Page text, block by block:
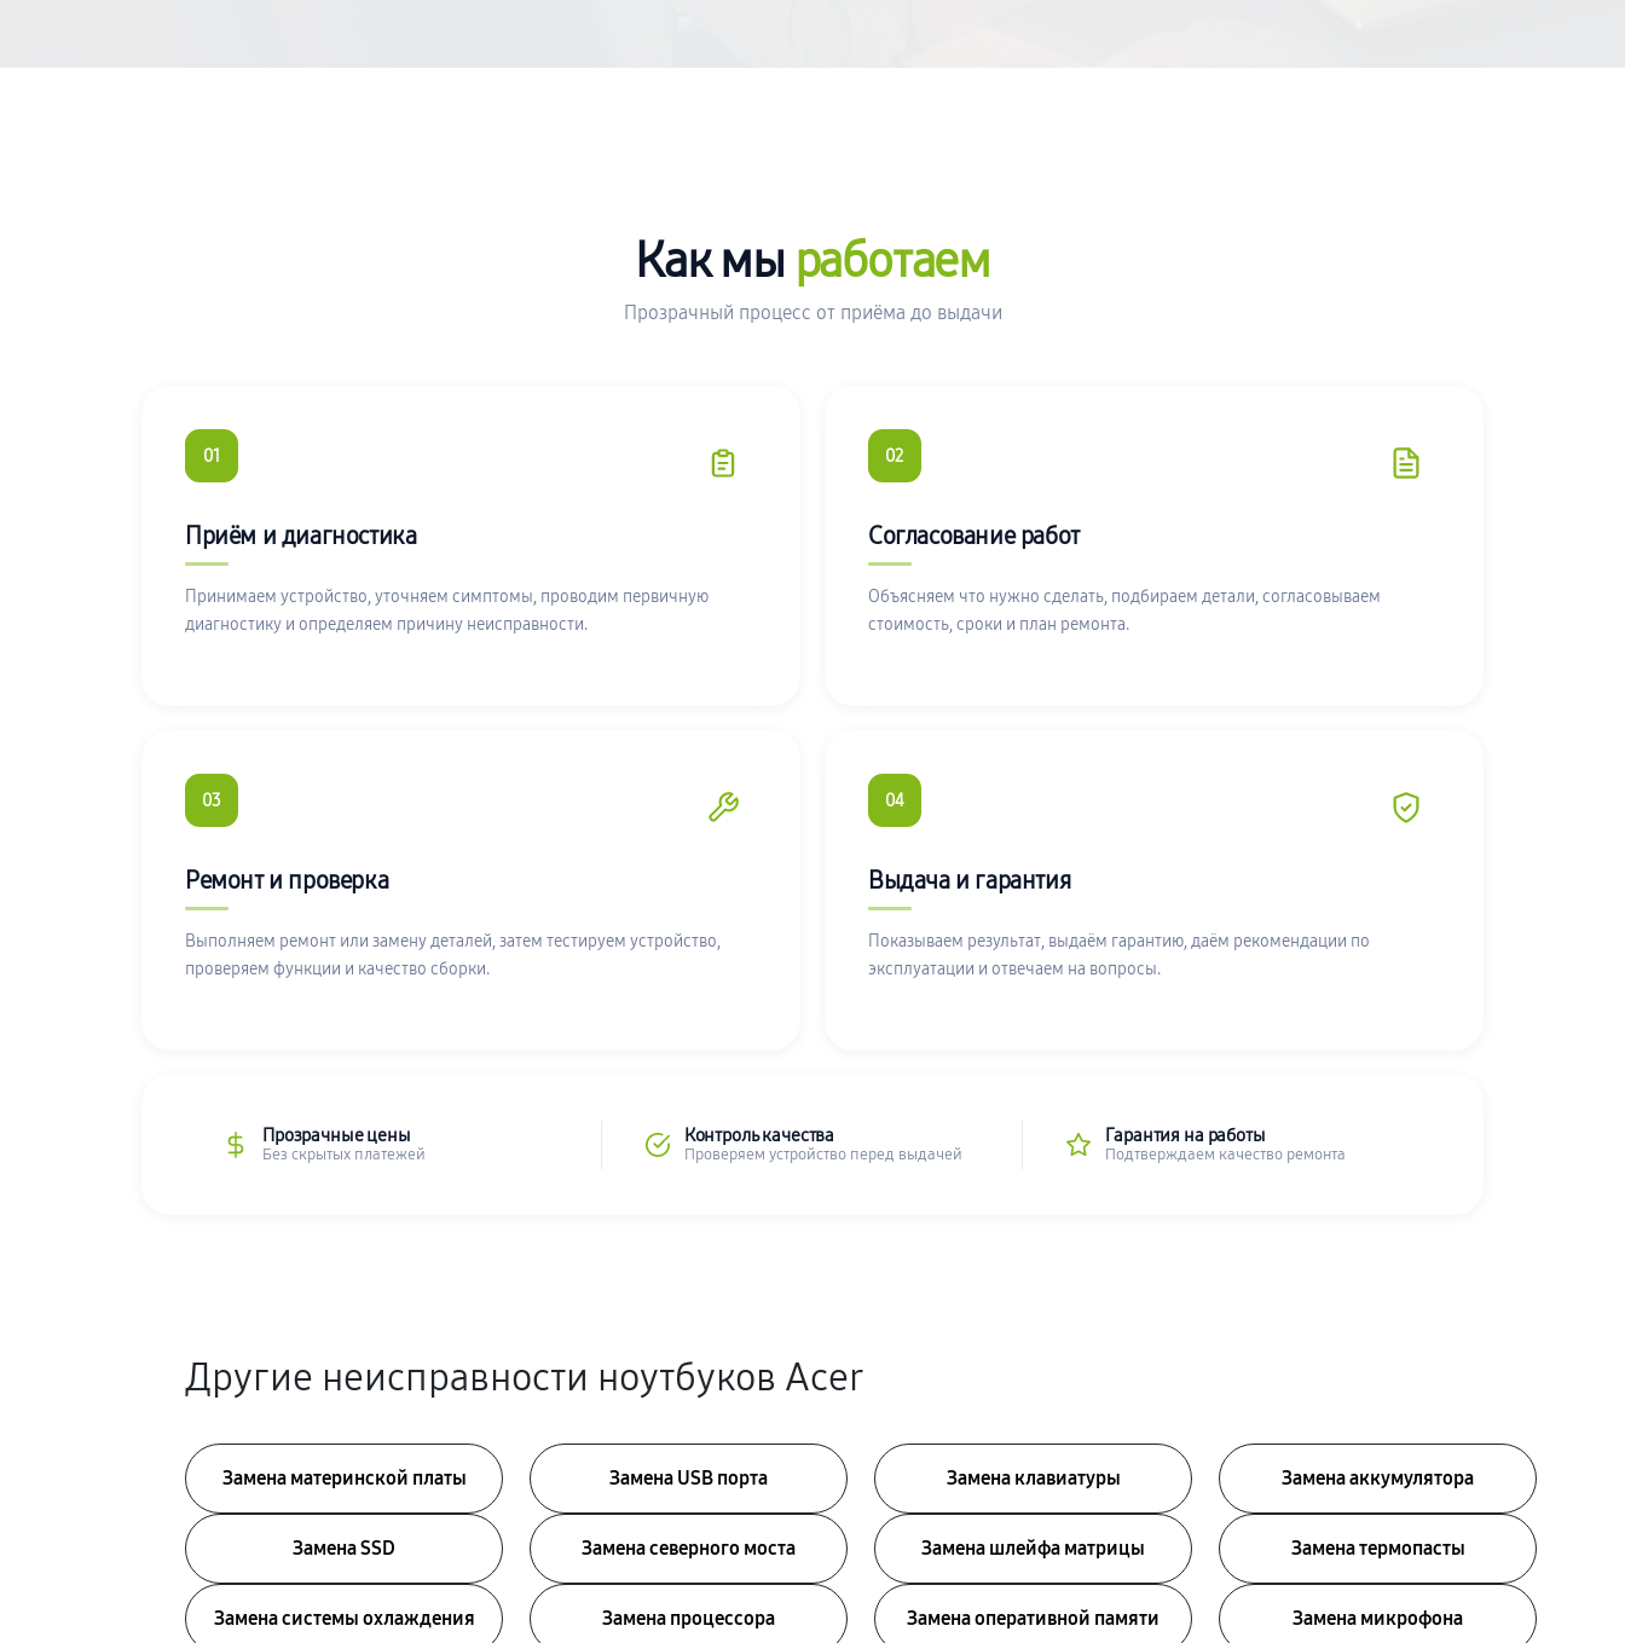
Как мы работаем
Прозрачный процесс от приёма до выдачи
01
Приём и диагностика
Принимаем устройство, уточняем симптомы, проводим первичную
диагностику и определяем причину неисправности.
02
Согласование работ
Объясняем что нужно сделать, подбираем детали, согласовываем
стоимость, сроки и план ремонта.
03
Ремонт и проверка
Выполняем ремонт или замену деталей, затем тестируем устройство,
проверяем функции и качество сборки.
04
Выдача и гарантия
Показываем результат, выдаём гарантию, даём рекомендации по
эксплуатации и отвечаем на вопросы.
Прозрачные цены
Без скрытых платежей
Контроль качества
Проверяем устройство перед выдачей
Гарантия на работы
Подтверждаем качество ремонта
Другие неисправности ноутбуков Acer
Замена материнской платы Замена USB порта Замена клавиатуры Замена аккумулятора
Замена SSD Замена северного моста Замена шлейфа матрицы Замена термопасты
Замена системы охлаждения Замена процессора Замена оперативной памяти Замена микрофона